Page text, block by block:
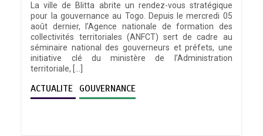
La ville de Blitta abrite un rendez-vous stratégique
pour la gouvernance au Togo. Depuis le mercredi 05
août dernier, l’Agence nationale de formation des
collectivités territoriales (ANFCT) sert de cadre au
séminaire national des gouverneurs et préfets, une
initiative clé du ministère de l’Administration
territoriale, […]
ACTUALITE GOUVERNANCE